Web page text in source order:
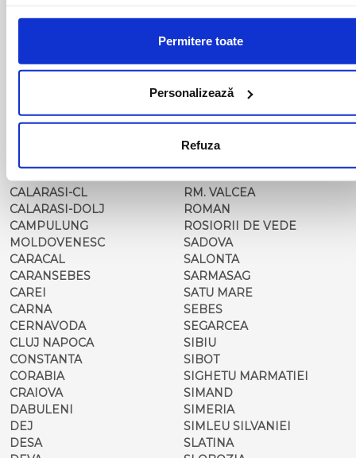
Permitere toate
Personalizează
Refuza
BECLEAN
BISTRITA
BLAJ
BRASOV
CALARASI-CL
CALARASI-DOLJ
CAMPULUNG
MOLDOVENESC
CARACAL
CARANSEBES
CAREI
CARNA
CERNAVODA
CLUJ NAPOCA
CONSTANTA
CORABIA
CRAIOVA
DABULENI
DEJ
DESA
PISCU VECHI
PLOIESTI
PODARI
RADOVAN
RAST
RM. VALCEA
ROMAN
ROSIORII DE VEDE
SADOVA
SALONTA
SARMASAG
SATU MARE
SEBES
SEGARCEA
SIBIU
SIBOT
SIGHETU MARMATIEI
SIMAND
SIMERIA
SIMLEU SILVANIEI
SLATINA